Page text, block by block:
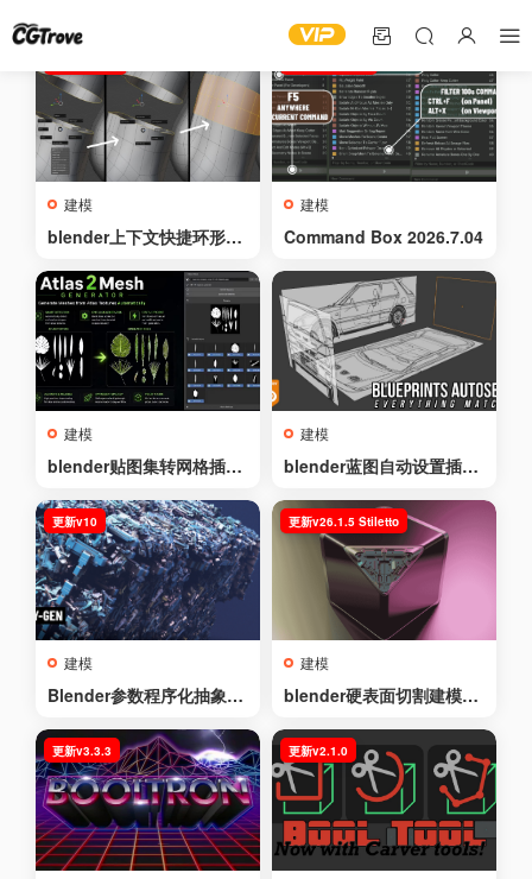
建模
blender上下文快捷环形菜
9.51
建模
Command Box 2026.7.04
建模
blender贴图集转网格插件
建模
blender蓝图自动设置插件
v1.3
建模
Blender参数程序化抽象模
10
更新v10
建模
blender硬表面切割建模插
iletto
更新v26.1.5 Stiletto
更新v3.3.3 更新v2.1.0